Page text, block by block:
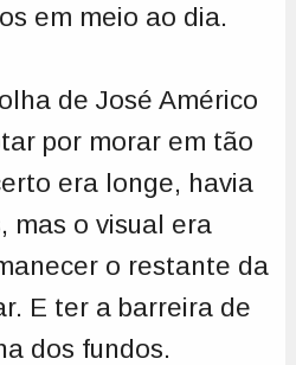
em meio ao dia.
de José Américo
por morar em tão
era longe, havia
mas o visual era
o restante da
E ter a barreira de
dos fundos.